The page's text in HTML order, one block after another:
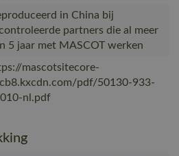
in China bij
partners die al meer
5 jaar met MASCOT werken
mascotsitecore-
pdf/50130-933-
nl.pdf